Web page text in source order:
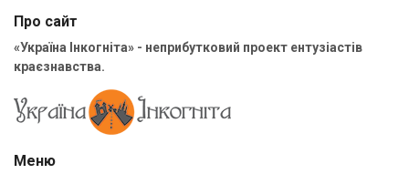
Про сайт
«Україна Інкогніта» - неприбутковий проект ентузіастів
краєзнавства.
Меню